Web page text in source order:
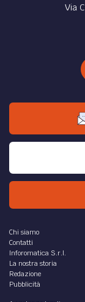
Via
Chi siamo
Contatti
Inforomatica S.r.l.
La nostra storia
Redazione
Pubblicità